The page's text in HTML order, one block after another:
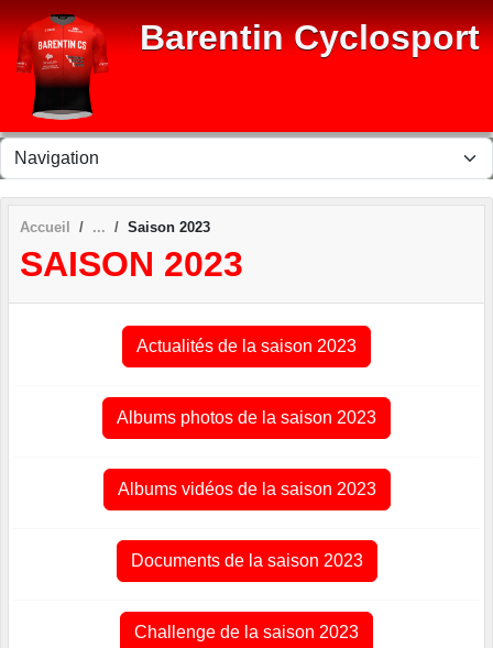
Barentin Cyclosport
Accueil Saison 2023
SAISON 2023
Actualités de la saison 2023
Albums photos de la saison 2023
Albums vidéos de la saison 2023
Documents de la saison 2023
Challenge de la saison 2023
Panneau de gestion des cookies